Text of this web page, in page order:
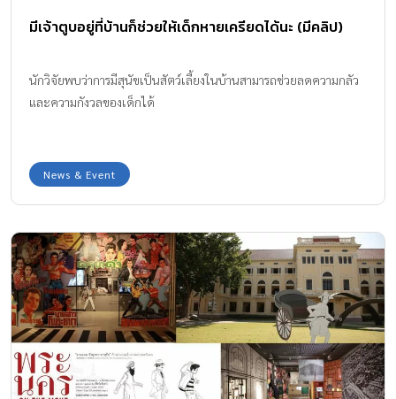
ถึงนักเรียนของเราเป็นหลัก เรามีกระบวนการการคัดเลือกครูต่างชาติซึ่ง
การคัดเลือกและคัดกรองบุคคลากรที่มีคุณภาพเหมาะสมแก่โรงเรียน
ของเรา ครูทุกคนของเราล้วนมีวุฒิการศึกษาและประสบการณ์ที่
ๆ และการทดลองสิ่งใหม่อยู่สม่ำเสมอ ผ่านกิจกรรมส่งเสริมหลักสูตรใน
ระบบที่เรียกว่า Extended Day ซึ่งเป็นการเรียนรู้ผ่านการเรียนพิเศษ
นอกเวลาเรียน […]
มีเจ้าตูบอยู่ที่บ้านก็ช่วยให้เด็กหายเครียดได้นะ (มีคลิป)
นักวิจัยพบว่าการมีสุนัขเป็นสัตว์เลี้ยงในบ้านสามารถช่วยลดความกลัว
และความกังวลของเด็กได้
News & Event